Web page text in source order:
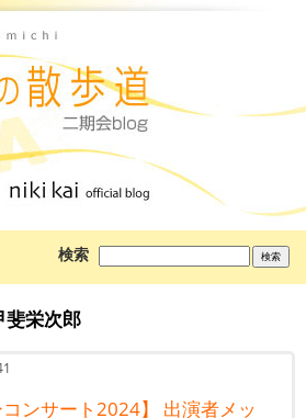
検索
を
斐栄次郎
コンサート2024】 出演者メッ